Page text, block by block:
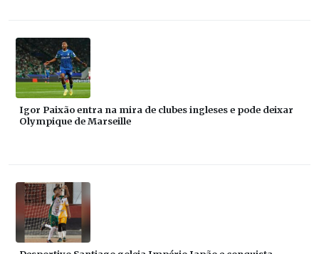
Igor Paixão entra na mira de clubes ingleses e pode deixar
Olympique de Marseille